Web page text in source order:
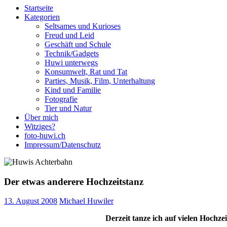
Startseite
Kategorien
Seltsames und Kurioses
Freud und Leid
Geschäft und Schule
Technik/Gadgets
Huwi unterwegs
Konsumwelt, Rat und Tat
Parties, Musik, Film, Unterhaltung
Kind und Familie
Fotografie
Tier und Natur
Über mich
Witziges?
foto-huwi.ch
Impressum/Datenschutz
Der etwas anderere Hochzeitstanz
13. August 2008 Michael Huwiler
Derzeit tanze ich auf vielen